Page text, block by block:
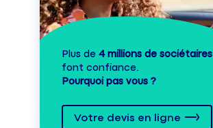
Plus de 4 millions de sociétaires
font confiance.
Pourquoi pas vous ?
Votre devis en ligne